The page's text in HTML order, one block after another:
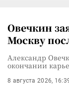
Овечкин
Москву
Александр
окончании
8 августа 2026,